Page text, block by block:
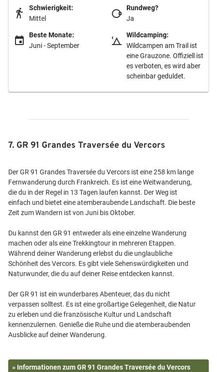
Schwierigkeit:
Mittel
Rundweg?
Ja
Beste Monate:
Juni - September
Wildcamping:
Wildcampen am Trail ist
eine Grauzone. Offiziell ist
es verboten, es wird aber
scheinbar geduldet.
7. GR 91 Grandes Traversée du Vercors
Der GR 91 Grandes Traversée du Vercors ist eine 258 km lange
Fernwanderung durch Frankreich. Es ist eine Weitwanderung,
die du in der Regel in 13 Tagen laufen kannst. Der Weg ist
einfach und bietet eine atemberaubende Landschaft. Die beste
Zeit zum Wandern ist von Juni bis Oktober.
Du kannst den GR 91 entweder als eine einzelne Wanderung
machen oder als eine Trekkingtour in mehreren Etappen.
Während deiner Wanderung erlebst du die unglaubliche
Schönheit des Vercors. Es gibt viele Sehenswürdigkeiten und
Naturwunder, die du auf deiner Reise entdecken kannst.
Der GR 91 ist ein wunderbares Abenteuer, das du nicht
verpassen solltest. Es ist eine großartige Gelegenheit, die Natur
zu erleben und die französische Kultur und Landschaft
kennenzulernen. Genieße die Ruhe und die atemberaubenden
» Informationen zum GR 91 Grandes Traversée du Vercors